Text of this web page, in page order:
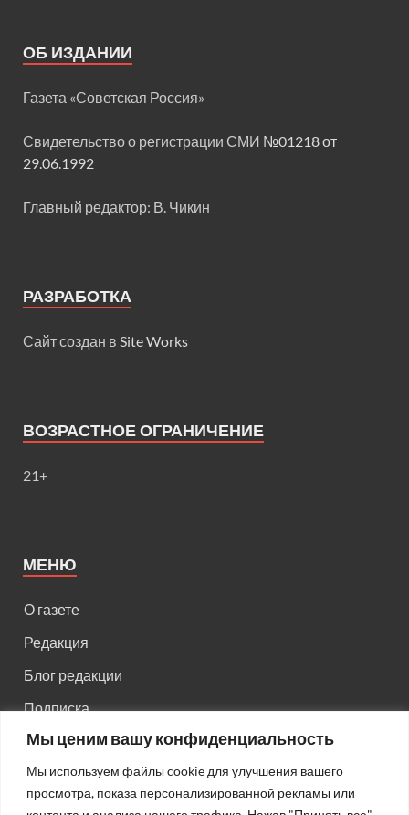
Мы ценим вашу конфиденциальность
Мы используем файлы cookie для улучшения вашего
просмотра, показа персонализированной рекламы или
ОБ ИЗДАНИИ
Газета «Советская Россия»
Свидетельство о регистрации СМИ №01218 от
29.06.1992
Главный редактор: В. Чикин
РАЗРАБОТКА
Сайт создан в Site Works
ВОЗРАСТНОЕ ОГРАНИЧЕНИЕ
21+
МЕНЮ
О газете
Редакция
Блог редакции
Подписка
Правила поведения на сайте
Реклама
Старый сайт